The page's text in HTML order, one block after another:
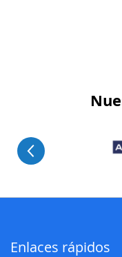
Enlaces rápidos